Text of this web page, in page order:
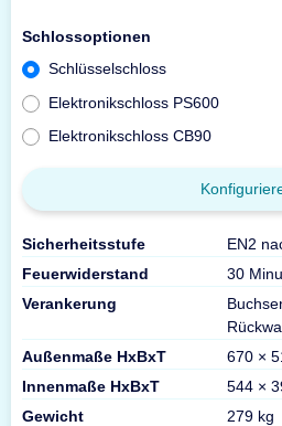
Schlossoptionen
Schlüsselschloss
Elektronikschloss PS600
Elektronikschloss CB90
Sicherheitsstufe
EN2
Feuerwiderstand
30
Verankerung
Außenmaße HxBxT
670 ×
Innenmaße HxBxT
544 ×
Gewicht
279 kg